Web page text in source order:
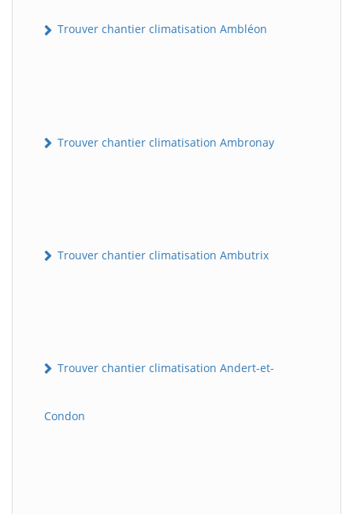
Trouver chantier climatisation Ambléon
Trouver chantier climatisation Ambronay
Trouver chantier climatisation Ambutrix
Trouver chantier climatisation Andert-et-
Condon